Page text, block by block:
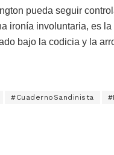
pueda seguir
ironía involuntaria, es
bajo la codicia y la
#CuadernoSandinista